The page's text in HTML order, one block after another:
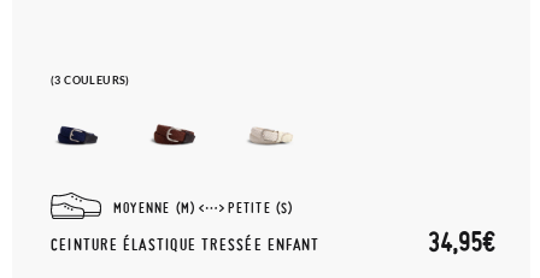
(3 COULEURS)
MOYENNE (M) PETITE (S)
CEINTURE ÉLASTIQUE TRESSÉE ENFANT 34,95€